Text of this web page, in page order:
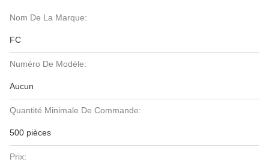
Nom De La Marque:
FC
Numéro De Modèle:
Aucun
Quantité Minimale De Commande:
500 pièces
Prix: